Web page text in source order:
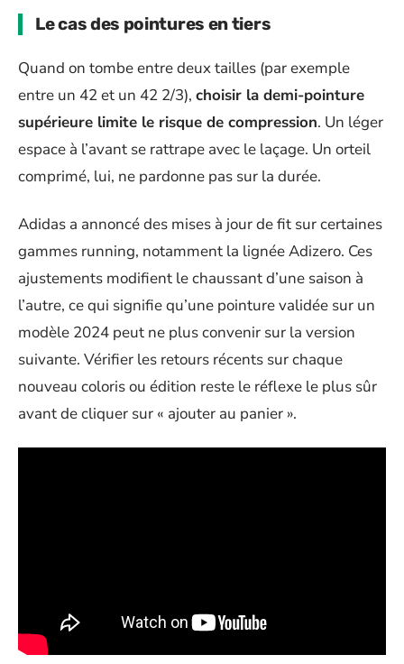
Le cas des pointures en tiers
Quand on tombe entre deux tailles (par exemple
entre un 42 et un 42 2/3), choisir la demi-pointure
supérieure limite le risque de compression. Un léger
espace à l’avant se rattrape avec le laçage. Un orteil
comprimé, lui, ne pardonne pas sur la durée.
Adidas a annoncé des mises à jour de fit sur certaines
gammes running, notamment la lignée Adizero. Ces
ajustements modifient le chaussant d’une saison à
l’autre, ce qui signifie qu’une pointure validée sur un
modèle 2024 peut ne plus convenir sur la version
suivante. Vérifier les retours récents sur chaque
nouveau coloris ou édition reste le réflexe le plus sûr
avant de cliquer sur « ajouter au panier ».